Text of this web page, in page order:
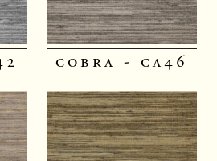
cobra - ca46